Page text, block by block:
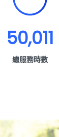
50,011
總服務時數